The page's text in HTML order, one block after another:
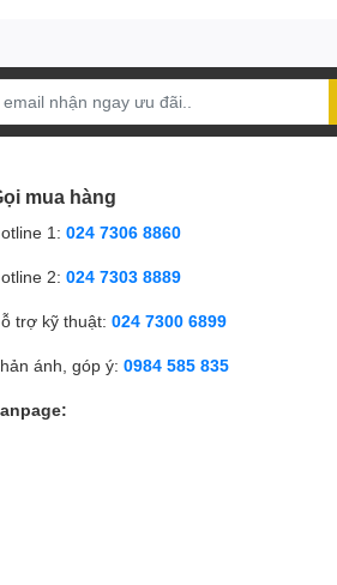
mua hàng
1: 024 7306 8860
2: 024 7303 8889
trợ kỹ thuật: 024 7300 6899
ánh, góp ý: 0984 585 835